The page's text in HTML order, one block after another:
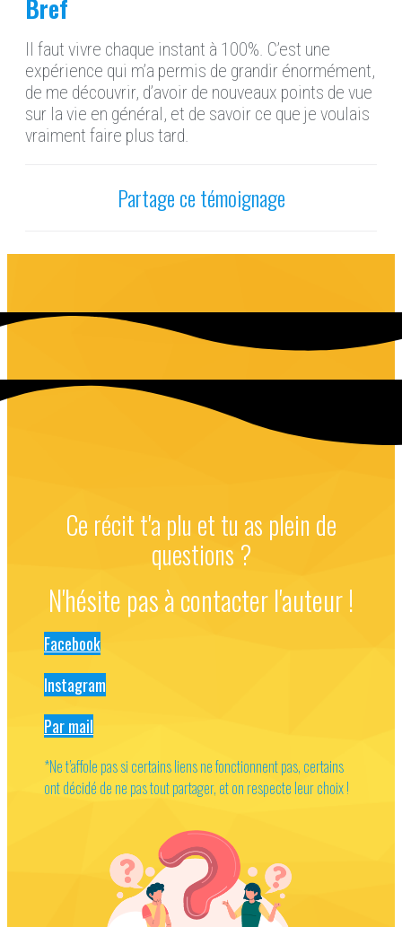
Bref
Il faut vivre chaque instant à 100%. C’est une
expérience qui m’a permis de grandir énormément,
de me découvrir, d’avoir de nouveaux points de vue
sur la vie en général, et de savoir ce que je voulais
vraiment faire plus tard.
Partage ce témoignage
Ce récit t'a plu et tu as plein de
questions ?
N'hésite pas à contacter l'auteur !
Facebook
Instagram
Par mail
*Ne t’affole pas si certains liens ne fonctionnent pas, certains
ont décidé de ne pas tout partager, et on respecte leur choix !